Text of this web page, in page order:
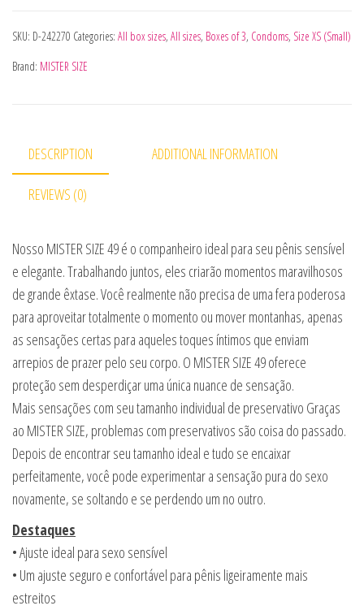
SKU: D-242270 Categories: All box sizes, All sizes, Boxes of 3, Condoms, Size XS (Small)
Brand: MISTER SIZE
DESCRIPTION ADDITIONAL INFORMATION
REVIEWS (0)
Nosso MISTER SIZE 49 é o companheiro ideal para seu pênis sensível
e elegante. Trabalhando juntos, eles criarão momentos maravilhosos
de grande êxtase. Você realmente não precisa de uma fera poderosa
para aproveitar totalmente o momento ou mover montanhas, apenas
as sensações certas para aqueles toques íntimos que enviam
arrepios de prazer pelo seu corpo. O MISTER SIZE 49 oferece
proteção sem desperdiçar uma única nuance de sensação.
Mais sensações com seu tamanho individual de preservativo Graças
ao MISTER SIZE, problemas com preservativos são coisa do passado.
Depois de encontrar seu tamanho ideal e tudo se encaixar
perfeitamente, você pode experimentar a sensação pura do sexo
novamente, se soltando e se perdendo um no outro.
Destaques
• Ajuste ideal para sexo sensível
• Um ajuste seguro e confortável para pênis ligeiramente mais
estreitos